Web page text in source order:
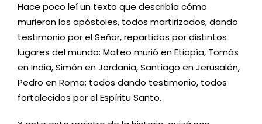
Hace poco leí un texto que describía cómo
murieron los apóstoles, todos martirizados, dando
testimonio por el Señor, repartidos por distintos
lugares del mundo: Mateo murió en Etiopía, Tomás
en India, Simón en Jordania, Santiago en Jerusalén,
Pedro en Roma; todos dando testimonio, todos
fortalecidos por el Espíritu Santo.